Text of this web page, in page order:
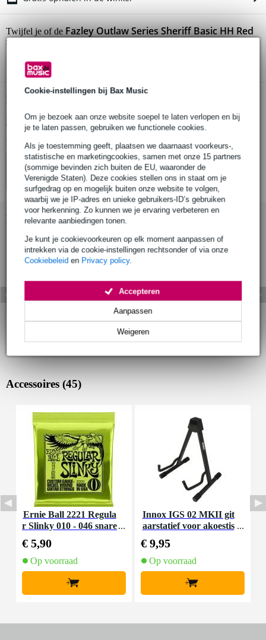
Cookie-instellingen bij Bax Music
Om je bezoek aan onze website soepel te laten verlopen en bij
je te laten passen, gebruiken we functionele cookies.
Als je toestemming geeft, plaatsen we daarnaast voorkeurs-,
statistische en marketingcookies, samen met onze 15 partners
(sommige bevinden zich buiten de EU, waaronder de
Verenigde Staten). Deze cookies stellen ons in staat om je
surfgedrag op en mogelijk buiten onze website te volgen,
waarbij we je IP-adres en unieke gebruikers-ID’s gebruiken
voor herkenning. Zo kunnen we je ervaring verbeteren en
relevante aanbiedingen tonen.
Je kunt je cookievoorkeuren op elk moment aanpassen of
intrekken via de cookie-instellingen rechtsonder of via onze
Cookiebeleid en Privacy policy.
Weigeren
Aanpassen
Accepteren
Twijfel je of deFazley Outlaw Series Sheriff Basic HH Red
startersetbij je past? Doe de check.
Productinformatie
Bekijk alle productspecificaties
Bekijk ook eens (4)
Bekijk ook eens (23)
Accessoires (45)
Ernie Ball 2221 Regula
r Slinky 010 - 046 snare
€ 5,90
Op voorraad
+
Innox IGS 02 MKII git
aarstatief voor akoestis
€ 9,95
Op voorraad
+